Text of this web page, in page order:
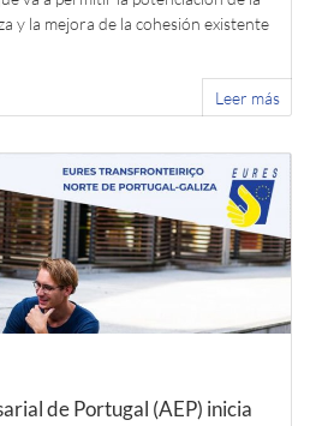
y la mejora de la cohesión existente
Leer más
de Portugal (AEP) inicia